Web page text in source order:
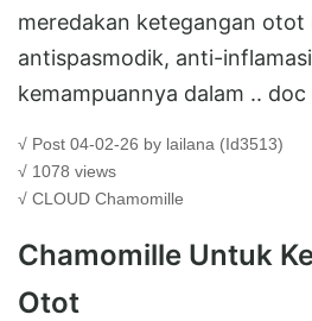
meredakan ketegangan otot
antispasmodik, anti-
kemampuannya dalam .. doc
√ Post 04-02-26 by lailana (Id3513)
√ 1078 views
√ CLOUD Chamomille
Chamomille Untuk
Otot